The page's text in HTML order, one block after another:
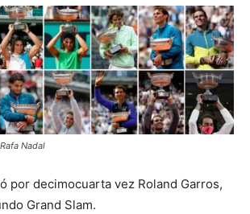
Nadal
por decimocuarta vez Roland Garros,
Grand Slam.